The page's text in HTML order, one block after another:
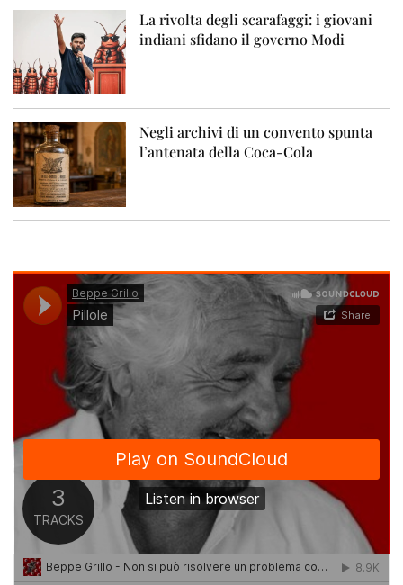
La rivolta degli scarafaggi: i giovani
indiani sfidano il governo Modi
Negli archivi di un convento spunta
l’antenata della Coca-Cola